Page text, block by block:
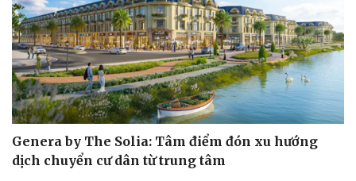
Genera by The Solia: Tâm điểm đón xu hướng
dịch chuyển cư dân từ trung tâm